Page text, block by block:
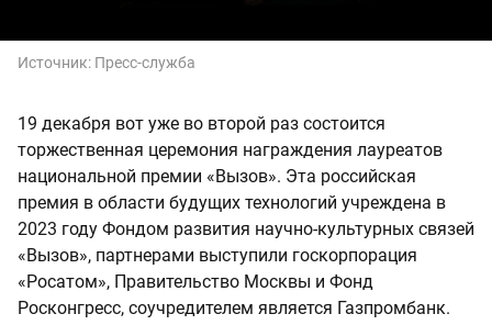
Источник: Пресс-служба
19 декабря вот уже во второй раз состоится
торжественная церемония награждения лауреатов
национальной премии «Вызов». Эта российская
премия в области будущих технологий учреждена в
2023 году Фондом развития научно-культурных связей
«Вызов», партнерами выступили госкорпорация
«Росатом», Правительство Москвы и Фонд
Росконгресс, соучредителем является Газпромбанк.